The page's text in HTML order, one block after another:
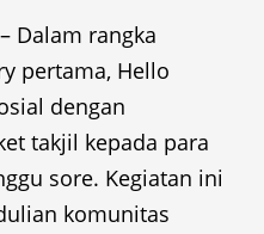
Dalam rangka
pertama, Hello
dengan
takjil kepada para
sore. Kegiatan ini
komunitas